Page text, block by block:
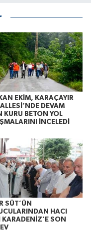
EKİM, KARAÇAYIR
DEVAM
KURU BETON YOL
İNCELEDİ
SÜT’ÜN
HACI
KARADENİZ’E SON